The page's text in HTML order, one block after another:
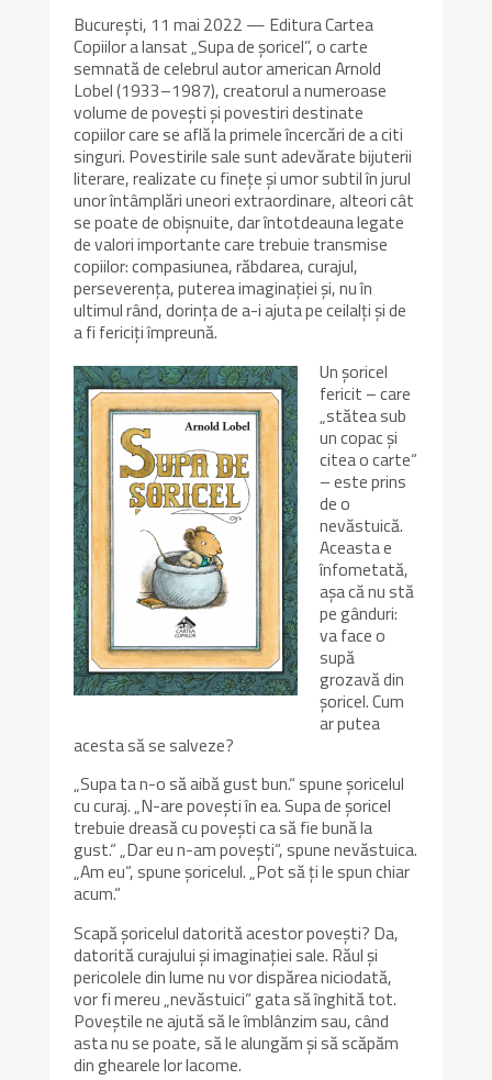
București, 11 mai 2022 — Editura Cartea
Copiilor a lansat „Supa de șoricel”, o carte
semnată de celebrul autor american Arnold
Lobel (1933–1987), creatorul a numeroase
volume de povești și povestiri destinate
copiilor care se află la primele încercări de a citi
singuri. Povestirile sale sunt adevărate bijuterii
literare, realizate cu finețe și umor subtil în jurul
unor întâmplări uneori extraordinare, alteori cât
se poate de obișnuite, dar întotdeauna legate
de valori importante care trebuie transmise
copiilor: compasiunea, răbdarea, curajul,
perseverența, puterea imaginației și, nu în
ultimul rând, dorința de a-i ajuta pe ceilalți și de
a fi fericiți împreună.
Un șoricel
fericit – care
„stătea sub
un copac și
citea o carte“
– este prins
de o
nevăstuică.
Aceasta e
înfometată,
așa că nu stă
pe gânduri:
va face o
supă
grozavă din
șoricel. Cum
ar putea
acesta să se salveze?
„Supa ta n-o să aibă gust bun.“ spune șoricelul
cu curaj. „N-are povești în ea. Supa de șoricel
trebuie dreasă cu povești ca să fie bună la
gust.“ „Dar eu n-am povești“, spune nevăstuica.
„Am eu“, spune șoricelul. „Pot să ți le spun chiar
acum.“
Scapă șoricelul datorită acestor povești? Da,
datorită curajului și imaginației sale. Răul și
pericolele din lume nu vor dispărea niciodată,
vor fi mereu „nevăstuici“ gata să înghită tot.
Poveștile ne ajută să le îmblânzim sau, când
asta nu se poate, să le alungăm și să scăpăm
din ghearele lor lacome.